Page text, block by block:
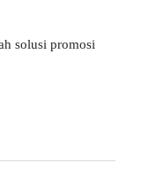
solusi promosi